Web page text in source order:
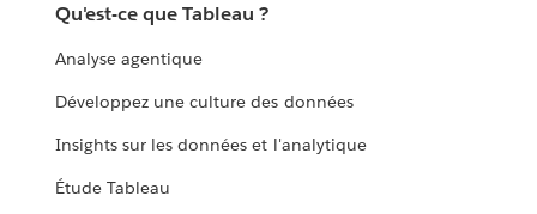
Qu'est-ce que Tableau ?
Analyse agentique
Développez une culture des données
Insights sur les données et l'analytique
Étude Tableau